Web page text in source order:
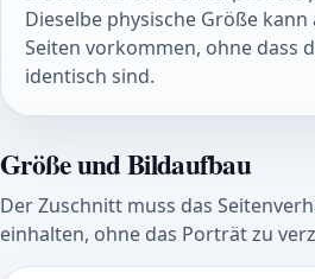
Dieselbe physische Größe
Seiten vorkommen, ohne dass
identisch sind.
Größe und Bildaufbau
Der Zuschnitt muss das
einhalten, ohne das Porträt zu